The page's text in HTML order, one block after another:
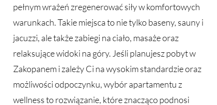
pełnym wrażeń zregenerować siły w komfortowych
warunkach. Takie miejsca to nie tylko baseny, sauny i
jacuzzi, ale także zabiegi na ciało, masaże oraz
relaksujące widoki na góry. Jeśli planujesz pobyt w
Zakopanem i zależy Ci na wysokim standardzie oraz
możliwości odpoczynku, wybór apartamentu z
wellness to rozwiązanie, które znacząco podnosi